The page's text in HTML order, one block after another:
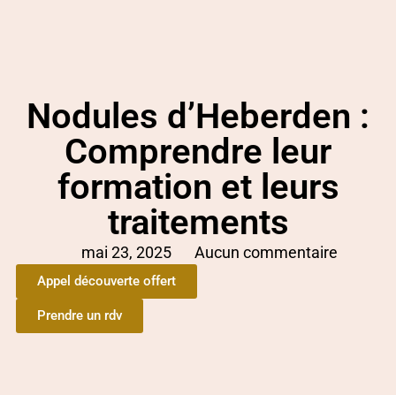
Nodules d’Heberden :
Comprendre leur
formation et leurs
traitements
mai 23, 2025 Aucun commentaire
Appel découverte offert
Prendre un rdv